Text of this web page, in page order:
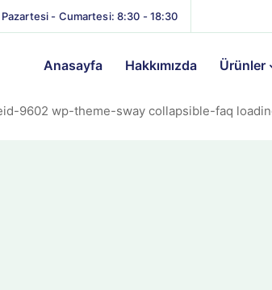
9602 wp-theme-sway collapsible-faq
Pazartesi - Cumartesi: 8:30 - 18:30
Anasayfa Hakkımızda Ürünler